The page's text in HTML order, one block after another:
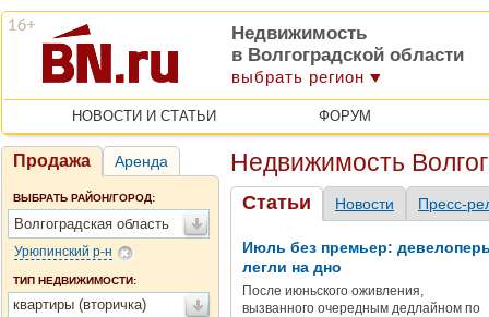
Недвижимость
в Волгоградской области
выбрать регион
НОВОСТИ И СТАТЬИ ФОРУМ
Продажа Аренда
ВЫБРАТЬ РАЙОН/ГОРОД:
Волгоградская область
Урюпинский р-н
ТИП НЕДВИЖИМОСТИ:
квартиры (вторичка)
Недвижимость
Статьи Новости Пресс-
Июль без премьер:
легли на дно
После июньского оживления,
вызванного очередным дедлайном по